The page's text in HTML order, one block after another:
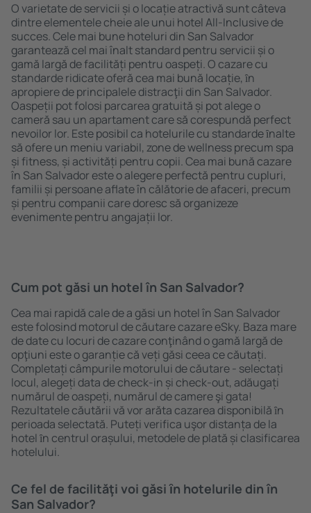
O varietate de servicii și o locație atractivă sunt câteva
dintre elementele cheie ale unui hotel All-Inclusive de
succes. Cele mai bune hoteluri din San Salvador
garantează cel mai înalt standard pentru servicii și o
gamă largă de facilități pentru oaspeți. O cazare cu
standarde ridicate oferă cea mai bună locație, ȋn
apropiere de principalele distracţii din San Salvador.
Oaspeții pot folosi parcarea gratuită și pot alege o
cameră sau un apartament care să corespundă perfect
nevoilor lor. Este posibil ca hotelurile cu standarde ȋnalte
să ofere un meniu variabil, zone de wellness precum spa
și fitness, și activități pentru copii. Cea mai bună cazare
în San Salvador este o alegere perfectă pentru cupluri,
familii și persoane aflate în călătorie de afaceri, precum
și pentru companii care doresc să organizeze
evenimente pentru angajații lor.
Cum pot găsi un hotel în San Salvador?
Cea mai rapidă cale de a găsi un hotel în San Salvador
este folosind motorul de căutare cazare eSky. Baza mare
de date cu locuri de cazare conţinând o gamă largă de
opţiuni este o garanție că veți găsi ceea ce căutați.
Completați câmpurile motorului de căutare - selectați
locul, alegeți data de check-in și check-out, adăugați
numărul de oaspeți, numărul de camere şi gata!
Rezultatele căutării vă vor arăta cazarea disponibilă ȋn
perioada selectată. Puteți verifica uşor distanța de la
hotel ȋn centrul orașului, metodele de plată și clasificarea
hotelului.
Ce fel de facilităţi voi găsi ȋn hotelurile din în
San Salvador?